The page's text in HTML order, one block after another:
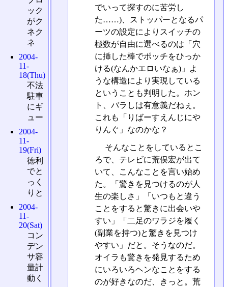
でいって探すのに苦労し
た……)、ストッパーとなるパ
ーツの設定によりスイッチの
極数が自由に選べるのは「穴
に挿した棒でポッチをひっか
ける(なんかエロいなぁ)」よ
うな構造により実現している
ということも判明した。ホン
ト、バラしは有意義だねぇ。
これも「りばーすえんじにや
りんぐ」なのかな？
そんなことをしているとこ
ろで、テレビに荒俣宏が出て
いて、こんなことを言い始め
た。「驚きを見つけるのが人
生の楽しさ」「いつもと違う
ことをすると驚きに出会いや
すい」「二足のワラジを履く
(副業を持つ)と驚きを見つけ
やすい」だと。そうなのだ。
オイラも驚きを発見するため
にいろいろヘンなことをする
のが好きなのだ、きっと。荒
ック
がク
ネク
ネ
2004-
11-
18(Thu)
不法
駐車
にギ
ュー
2004-
11-
19(Fri)
徳利
でと
っく
りと
2004-
11-
20(Sat)
コン
デン
サ容
量計
動く